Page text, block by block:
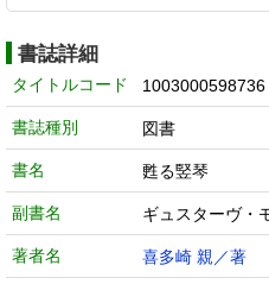
書誌詳細
タイトルコード 1003000598736
書誌種別 図書
書名 甦る竪琴
副書名 ギュスターヴ・
著者名 喜多崎 親／著